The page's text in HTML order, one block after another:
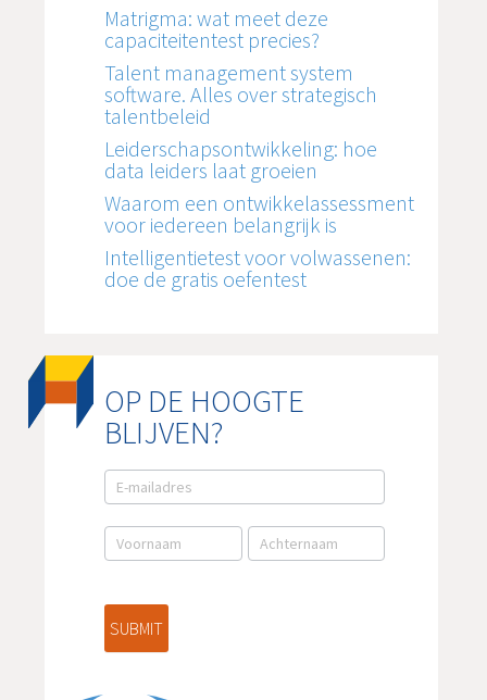
Matrigma: wat meet deze
capaciteitentest precies?
Talent management system
software. Alles over strategisch
talentbeleid
Leiderschapsontwikkeling: hoe
data leiders laat groeien
Waarom een ontwikkelassessment
voor iedereen belangrijk is
Intelligentietest voor volwassenen:
doe de gratis oefentest
OP DE HOOGTE
BLIJVEN?
E-
mail
aanmelding
NL
SUBMIT